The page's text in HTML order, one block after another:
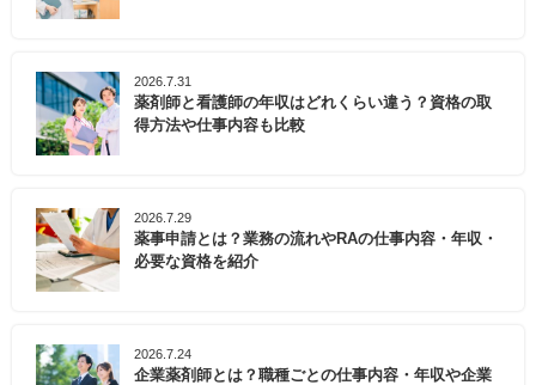
2026.7.31
薬剤師と看護師の年収はどれくらい違う？資格の取
得方法や仕事内容も比較
2026.7.29
薬事申請とは？業務の流れやRAの仕事内容・年収・
必要な資格を紹介
2026.7.24
企業薬剤師とは？職種ごとの仕事内容・年収や企業